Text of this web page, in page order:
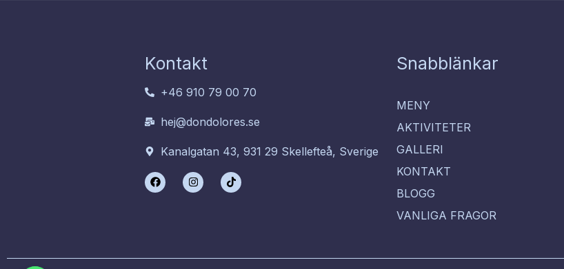
Kontakt
+46 910 79 00 70
hej@dondolores.se
Kanalgatan 43, 931 29 Skellefteå, Sverige
F
a
c
I
n
s
m
T
i
k
Snabblänkar
MENY
AKTIVITETER
GALLERI
KONTAKT
BLOGG
VANLIGA FRAGOR